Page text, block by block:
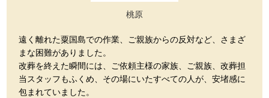
桃原
遠く離れた粟国島での作業、ご親族からの反対など、さまざ
まな困難がありました。
改葬を終えた瞬間には、ご依頼主様の家族、ご親族、改葬担
当スタッフもふくめ、その場にいたすべての人が、安堵感に
包まれていました。